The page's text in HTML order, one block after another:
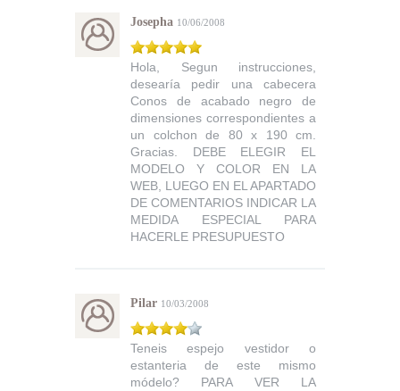
Josepha 10/06/2008
Hola, Segun instrucciones,
desearía pedir una cabecera
Conos de acabado negro de
dimensiones correspondientes a
un colchon de 80 x 190 cm.
Gracias. DEBE ELEGIR EL
MODELO Y COLOR EN LA
WEB, LUEGO EN EL APARTADO
DE COMENTARIOS INDICAR LA
MEDIDA ESPECIAL PARA
HACERLE PRESUPUESTO
Pilar 10/03/2008
Teneis espejo vestidor o
estanteria de este mismo
módelo? PARA VER LA